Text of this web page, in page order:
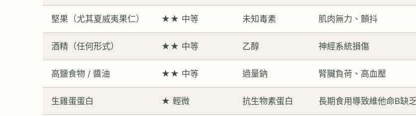
堅果（尤其夏威夷果仁） ★★ 中等 未知毒素 肌肉無力、顫抖
酒精（任何形式） ★★ 中等 乙醇 神經系統損傷
高鹽食物 / 醬油 ★★ 中等 過量鈉 腎臟負荷、高血壓
生雞蛋蛋白 ★ 輕微 抗生物素蛋白 長期食用導致維他命B缺乏